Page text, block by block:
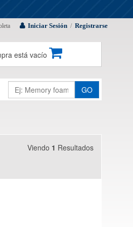
Iniciar Sesión / Registrarse
está vacío
GO
Viendo 1 Resultados